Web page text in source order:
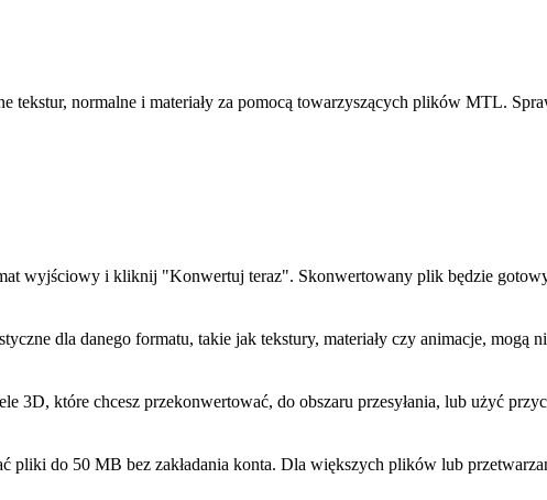
tekstur, normalne i materiały za pomocą towarzyszących plików MTL.
wyjściowy i kliknij "Konwertuj teraz". Skonwertowany plik będzie
dla danego formatu, takie jak tekstury, materiały czy animacje, mogą
3D, które chcesz przekonwertować, do obszaru przesyłania, lub użyć
do 50 MB bez zakładania konta. Dla większych plików lub